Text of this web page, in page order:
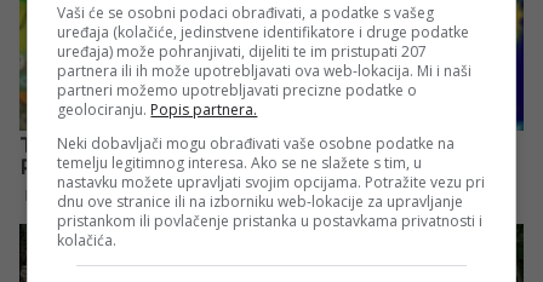
Vaši će se osobni podaci obrađivati, a podatke s vašeg
uređaja (kolačiće, jedinstvene identifikatore i druge podatke
uređaja) može pohranjivati, dijeliti te im pristupati 207
partnera ili ih može upotrebljavati ova web-lokacija. Mi i naši
partneri možemo upotrebljavati precizne podatke o
geolociranju. Popis partnera.
Neki dobavljači mogu obrađivati vaše osobne podatke na
temelju legitimnog interesa. Ako se ne slažete s tim, u
nastavku možete upravljati svojim opcijama. Potražite vezu pri
dnu ove stranice ili na izborniku web-lokacije za upravljanje
pristankom ili povlačenje pristanka u postavkama privatnosti i
kolačića.